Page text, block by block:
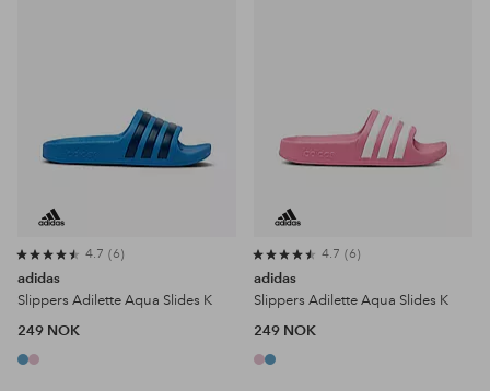
4.7 6
adidas
Slippers Adilette Aqua Slides K
249 NOK
4.7 6
adidas
Slippers Adilette Aqua Slides K
249 NOK